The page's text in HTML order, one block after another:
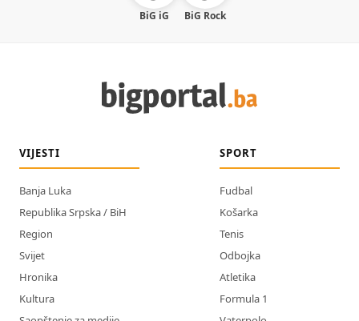
BiG iG BiG Rock
VIJESTI
Banja Luka
Republika Srpska / BiH
Region
Svijet
Hronika
Kultura
SPORT
Fudbal
Košarka
Tenis
Odbojka
Atletika
Formula 1